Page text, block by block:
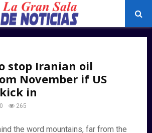
stop Iranian oil
November if US
in
0 265
the word mountains, far from the